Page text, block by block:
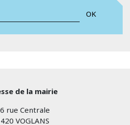
OK
de la mairie
rue Centrale
VOGLANS